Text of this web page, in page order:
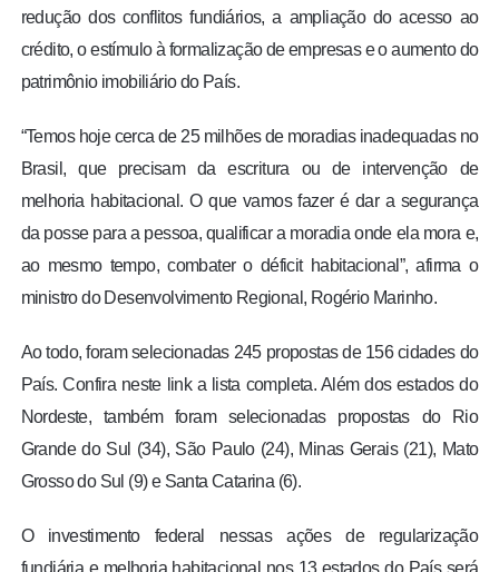
redução dos conflitos fundiários, a ampliação do acesso ao
crédito, o estímulo à formalização de empresas e o aumento do
patrimônio imobiliário do País.
“Temos hoje cerca de 25 milhões de moradias inadequadas no
Brasil, que precisam da escritura ou de intervenção de
melhoria habitacional. O que vamos fazer é dar a segurança
da posse para a pessoa, qualificar a moradia onde ela mora e,
ao mesmo tempo, combater o déficit habitacional”, afirma o
ministro do Desenvolvimento Regional, Rogério Marinho.
Ao todo, foram selecionadas 245 propostas de 156 cidades do
País. Confira neste link a lista completa. Além dos estados do
Nordeste, também foram selecionadas propostas do Rio
Grande do Sul (34), São Paulo (24), Minas Gerais (21), Mato
Grosso do Sul (9) e Santa Catarina (6).
O investimento federal nessas ações de regularização
fundiária e melhoria habitacional nos 13 estados do País será